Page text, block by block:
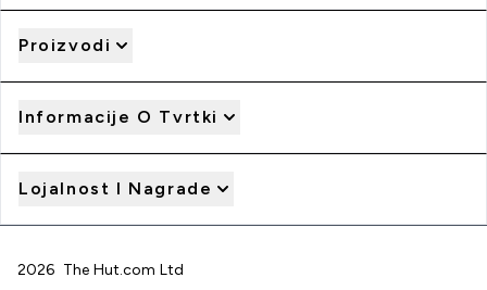
Proizvodi
Informacije O Tvrtki
Lojalnost I Nagrade
2026 The Hut.com Ltd